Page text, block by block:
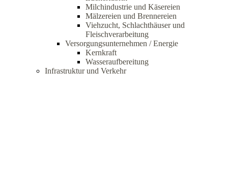
Milchindustrie und Käsereien
Mälzereien und Brennereien
Viehzucht, Schlachthäuser und
Fleischverarbeitung
Versorgungsunternehmen / Energie
Kernkraft
Wasseraufbereitung
Infrastruktur und Verkehr